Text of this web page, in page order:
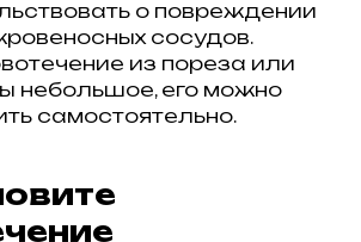
о повреждении
сосудов.
из пореза или
небольшое, его можно
самостоятельно.